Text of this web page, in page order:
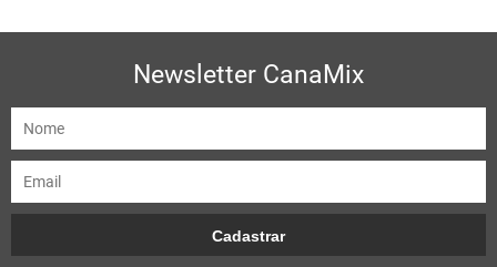
Newsletter CanaMix